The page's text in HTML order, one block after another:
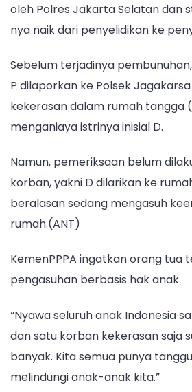
oleh Polres Jakarta Selatan dan
nya naik dari penyelidikan ke
Sebelum terjadinya
P dilaporkan ke Polsek
kekerasan dalam rumah tangga
menganiaya istrinya inisial D.
Namun, pemeriksaan belum
korban, yakni D dilarikan ke
beralasan sedang mengasuh
rumah.(ANT)
KemenPPPA ingatkan orang tua
pengasuhan berbasis hak anak
“Nyawa seluruh anak Indonesia
dan satu korban kekerasan saja
banyak. Kita semua punya
melindungi anak-anak kita.”